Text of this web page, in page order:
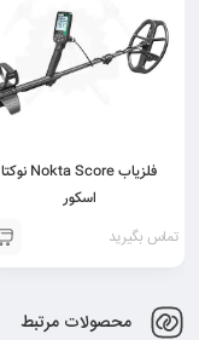
فلزیاب Nokta Score نوکتا
اسکور
تماس بگیرید
محصولات مرتبط